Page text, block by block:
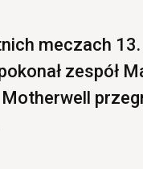
meczach
zespół